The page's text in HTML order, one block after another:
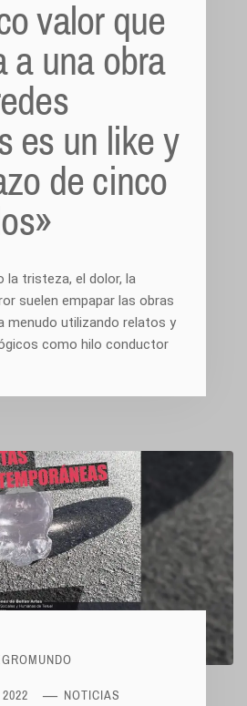
valor que
a una obra
es un like y
de cinco
la tristeza, el dolor, la
suelen empapar las obras
menudo utilizando relatos y
como hilo conductor
NOTICIAS